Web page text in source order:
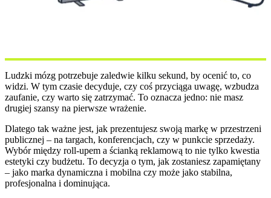
Ludzki mózg potrzebuje zaledwie kilku sekund, by ocenić to, co
widzi. W tym czasie decyduje, czy coś przyciąga uwagę, wzbudza
zaufanie, czy warto się zatrzymać. To oznacza jedno: nie masz
drugiej szansy na pierwsze wrażenie.
Dlatego tak ważne jest, jak prezentujesz swoją markę w przestrzeni
publicznej – na targach, konferencjach, czy w punkcie sprzedaży.
Wybór między roll-upem a ścianką reklamową to nie tylko kwestia
estetyki czy budżetu. To decyzja o tym, jak zostaniesz zapamiętany
– jako marka dynamiczna i mobilna czy może jako stabilna,
profesjonalna i dominująca.